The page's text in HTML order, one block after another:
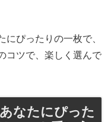
にぴったりの一枚で、
コツで、楽しく選んで
なたにぴった